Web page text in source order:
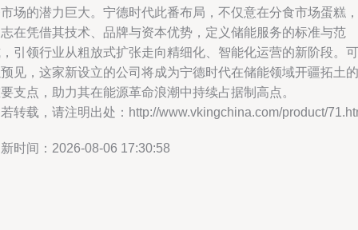
场的潜力巨大。宁德时代此番布局，不仅意在分食市场蛋糕，
在凭借其技术、品牌与资本优势，定义储能服务的标准与范
引领行业从粗放式扩张走向精细化、智能化运营的新阶段。可
见，这家新设立的公司将成为宁德时代在储能领域开疆拓土的
支点，助力其在能源革命浪潮中持续占据制高点。
转载，请注明出处：http://www.vkingchina.com/product/
时间：2026-08-06 17:30:58